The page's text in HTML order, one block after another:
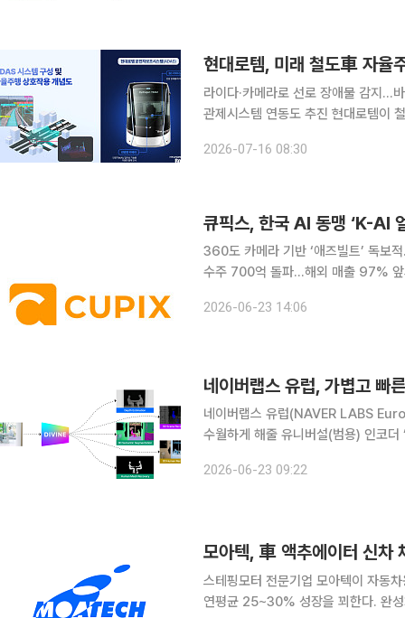
현대로템, 미래 철도車 자율
라이다·카메라로 선로 장애물 감지…
관제시스템 연동도 추진 현대로템이 철도차량에 특화된 자동운전보조시스템(ADAS)을 개발하고 피
자에게 위험 상황을 알려 충돌을 방
2026-07-16 08:30
큐픽스, 한국 AI 동맹 ‘K-AI
360도 카메라 기반 ‘애즈빌트’ 독보
수주 700억 돌파…해외 매출 97% 앞세워 피지컬 AI 주도 공
지컬 AI 및 AI 데이터센터 시장 공략
2026-06-23 14:06
네이버랩스 유럽, 가볍고 빠
네이버랩스 유럽(NAVER LABS
수월하게 해줄 유니버설(범용) 인코더 ‘디
코더는 로봇이 카메라, 라이다
2026-06-23 09:22
모아텍, 車 액추에이터 신
스테핑모터 전문기업 모아텍이 자동
연평균 25~30% 성장을 꾀한다. 완